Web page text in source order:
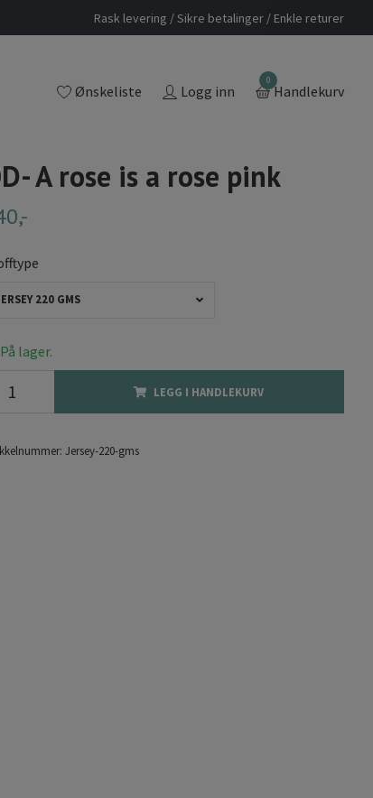
Rask levering / Sikre betalinger / Enkle returer
Ønskeliste Logg inn
0
Handlekurv
A rose is a rose pink
220 GMS
lager.
LEGG I HANDLEKURV
Jersey-220-gms